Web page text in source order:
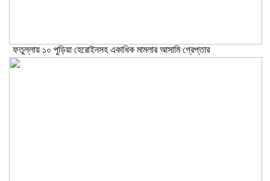
ফতুল্লায় ১০ পুড়িয়া হেরোইনসহ একাধিক মামলার আসামি গ্রেপ্তার